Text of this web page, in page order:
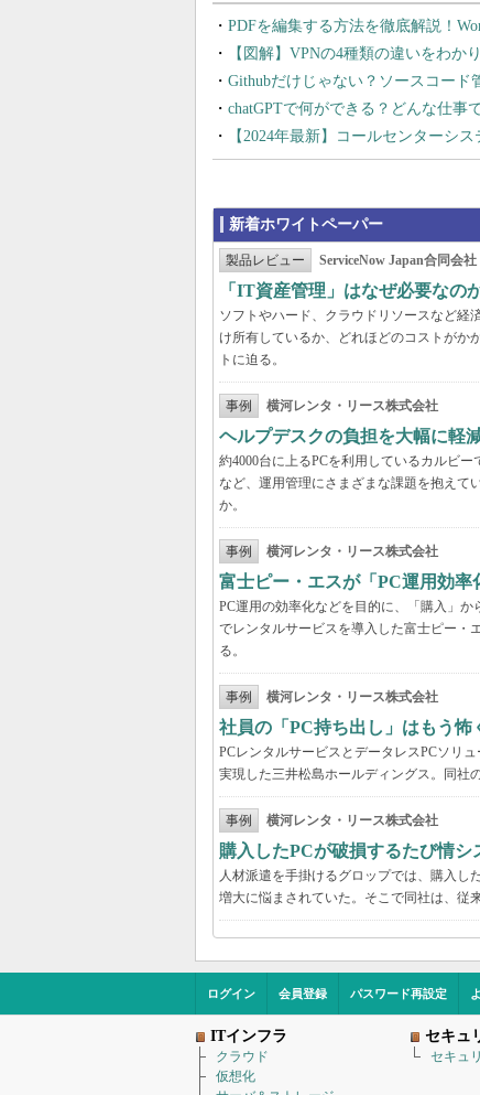
PDFを編集する方法を徹底解説！
【図解】VPNの4種類の違いをわか
Githubだけじゃない？ソースコード
chatGPTで何ができる？どんな仕事
【2024年最新】コールセンターシ
新着ホワイトペーパー
製品レビュー ServiceNow Japan合同会社
「IT資産管理」はなぜ必要な
ソフトやハード、クラウドリソースなど経
け所有しているか、どれほどのコストがか
トに迫る。
事例 横河レンタ・リース株式会社
ヘルプデスクの負担を大幅に軽
約4000台に上るPCを利用しているカルビ
など、運用管理にさまざまな課題を抱えて
か。
事例 横河レンタ・リース株式会社
富士ピー・エスが「PC運用効
PC運用の効率化などを目的に、「購入」
でレンタルサービスを導入した富士ピー・
る。
事例 横河レンタ・リース株式会社
社員の「PC持ち出し」はもう
PCレンタルサービスとデータレスPCソリ
実現した三井松島ホールディングス。同社
事例 横河レンタ・リース株式会社
購入したPCが破損するたび情
人材派遣を手掛けるグロップでは、購入し
増大に悩まされていた。そこで同社は、従
ログイン 会員登録 パスワード再設定
ITインフラ
クラウド
仮想化
セキュ
セキュ